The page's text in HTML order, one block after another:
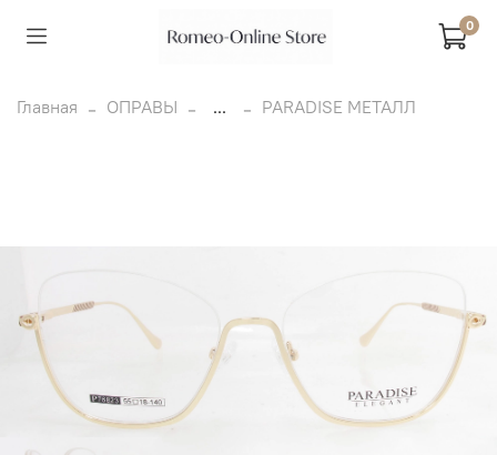
0
Главная ОПРАВЫ ... PARADISE МЕТАЛЛ